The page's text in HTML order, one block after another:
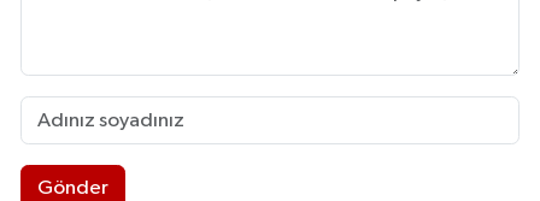
Gönder